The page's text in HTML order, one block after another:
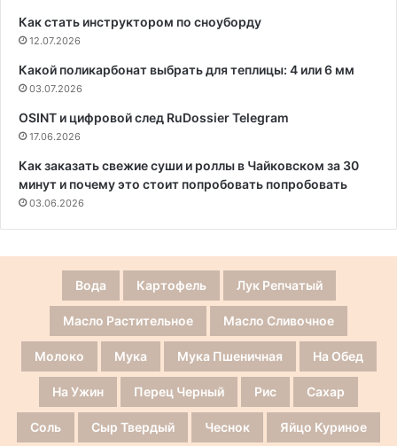
Как стать инструктором по сноуборду
12.07.2026
Какой поликарбонат выбрать для теплицы: 4 или 6 мм
03.07.2026
OSINT и цифровой след RuDossier Telegram
17.06.2026
Как заказать свежие суши и роллы в Чайковском за 30
минут и почему это стоит попробовать попробовать
03.06.2026
Вода Картофель Лук Репчатый
Масло Растительное Масло Сливочное
Молоко Мука Мука Пшеничная На Обед
На Ужин Перец Черный Рис Сахар
Соль Сыр Твердый Чеснок Яйцо Куриное